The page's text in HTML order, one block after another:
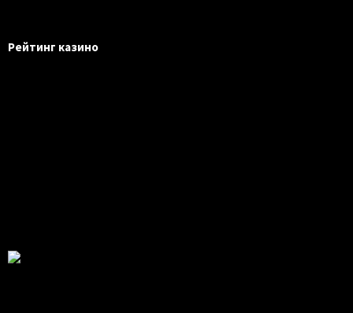
Рейтинг казино